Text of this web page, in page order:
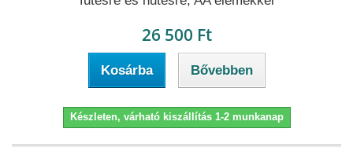
26 500 Ft
Kosárba Bővebben
Készleten, várható kiszállítás 1-2 munkanap